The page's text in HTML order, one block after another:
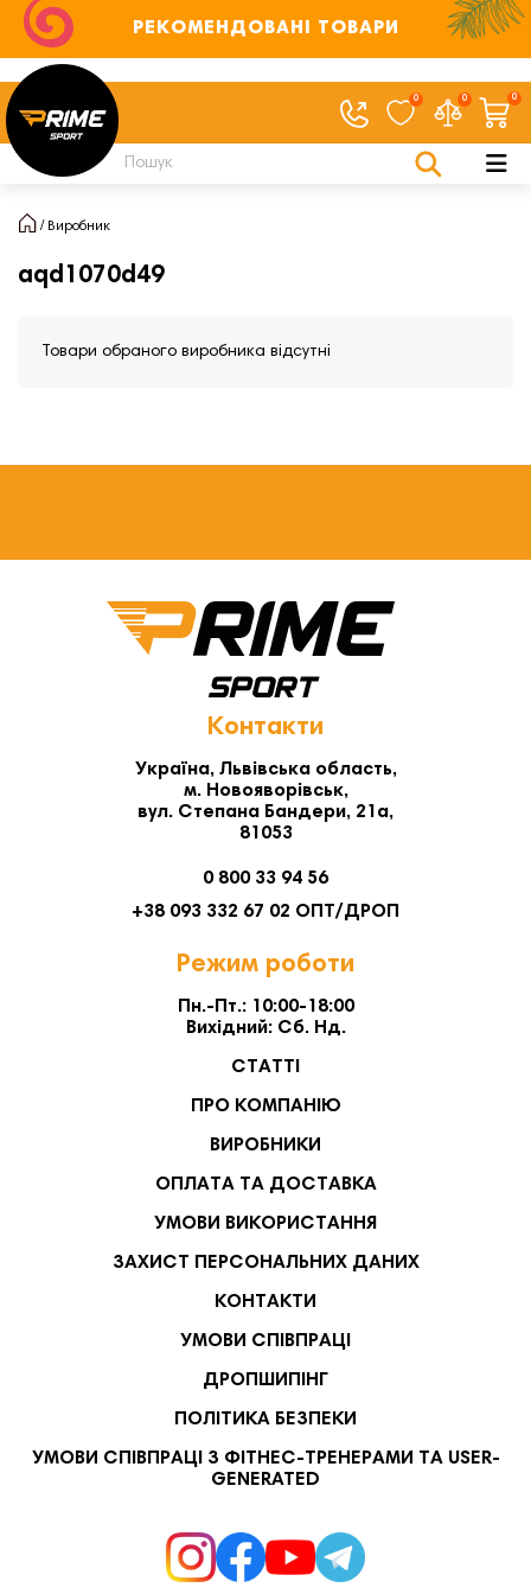
РЕКОМЕНДОВАНІ ТОВАРИ
0 0 0
Виробник
aqd1070d49
Товари обраного виробника відсутні
Контакти
Україна, Львівська область,
м. Новояворівськ,
вул. Степана Бандери, 21а,
81053
0 800 33 94 56
+38 093 332 67 02 ОПТ/ДРОП
Режим роботи
Пн.-Пт.: 10:00-18:00
Вихідний: Сб. Нд.
СТАТТІ
ПРО КОМПАНІЮ
ВИРОБНИКИ
ОПЛАТА ТА ДОСТАВКА
УМОВИ ВИКОРИСТАННЯ
ЗАХИСТ ПЕРСОНАЛЬНИХ ДАНИХ
КОНТАКТИ
УМОВИ СПІВПРАЦІ
ДРОПШИПІНГ
ПОЛІТИКА БЕЗПЕКИ
УМОВИ СПІВПРАЦІ З ФІТНЕС-ТРЕНЕРАМИ ТА USER-
GENERATED